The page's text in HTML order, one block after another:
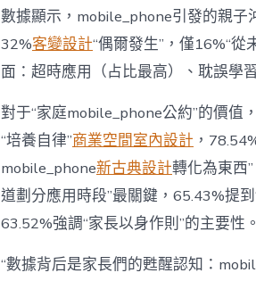
數據顯示，mobile_phone引發的親子
32%客變設計“偶爾發生”，僅16%“從
面：超時應用（占比最高）、耽誤學
對于“家庭mobile_phone公約”的價值
“培養自律”商業空間室內設計 ，
mobile_phone新古典設計轉化為東西
道劃分應用時段”最關鍵，65.43%提
63.52%強調“家長以身作則”的主要性。
“數據背后是家長們的甦醒認知：